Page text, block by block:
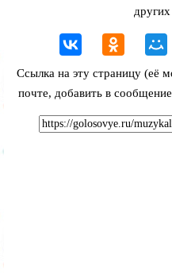
Ссылка на эту страницу (её
почте, добавить в